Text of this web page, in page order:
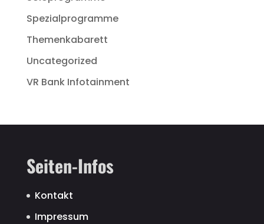
Spezialprogramme
Themenkabarett
Uncategorized
VR Bank Infotainment
Seiten-Infos
Kontakt
Impressum